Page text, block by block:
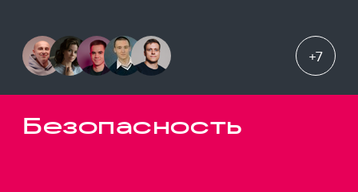
+7
Безопасность